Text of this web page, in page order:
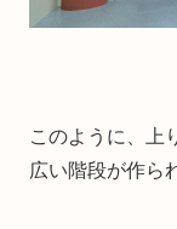
このように、上
広い階段が作ら